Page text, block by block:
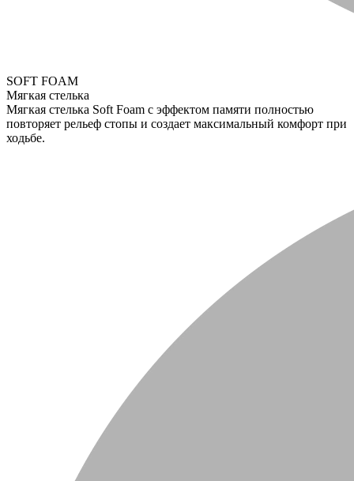
SOFT FOAM
Мягкая стелька
Мягкая стелька Soft Foam с эффектом памяти полностью
повторяет рельеф стопы и создает максимальный комфорт при
ходьбе.